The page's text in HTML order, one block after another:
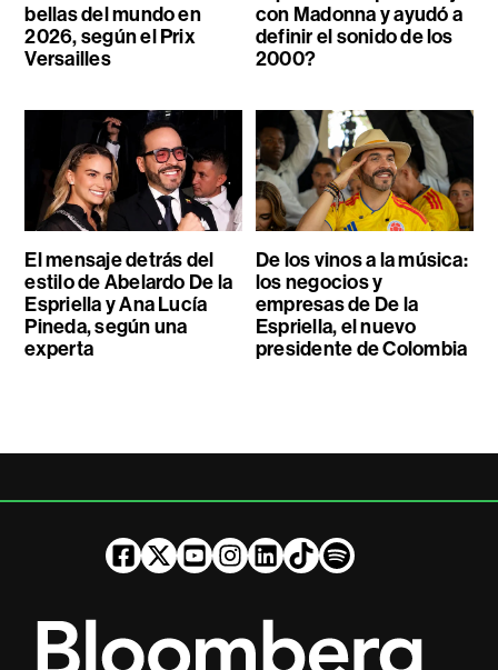
bellas del mundo en
2026, según el Prix
Versailles
con Madonna y ayudó a
definir el sonido de los
2000?
El mensaje detrás del
estilo de Abelardo De la
Espriella y Ana Lucía
Pineda, según una
experta
De los vinos a la música:
los negocios y
empresas de De la
Espriella, el nuevo
presidente de Colombia